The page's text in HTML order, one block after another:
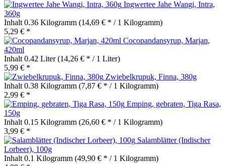
Ingwertee Jahe Wangi, Intra,
360g
Inhalt 0.36 Kilogramm (14,69 € * / 1 Kilogramm)
5,29 € *
Cocopandansyrup, Marjan,
420ml
Inhalt 0.42 Liter(14,26 € * / 1 Liter)
5,99 € *
Zwiebelkrupuk, Finna, 380g
Inhalt 0.38 Kilogramm (7,87 € * / 1 Kilogramm)
2,99 € *
Emping, gebraten, Tiga Rasa,
150g
Inhalt 0.15 Kilogramm (26,60 € * / 1 Kilogramm)
3,99 € *
Salamblätter (Indischer
Lorbeer), 100g
Inhalt 0.1 Kilogramm (49,90 € * / 1 Kilogramm)